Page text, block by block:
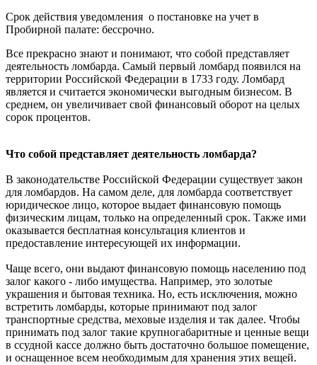
Срок действия уведомления о постановке на учет в
Пробирной палате: бессрочно.
Все прекрасно знают и понимают, что собой представляет
деятельность ломбарда. Самый первый ломбард появился на
территории Российской Федерации в 1733 году. Ломбард
является и считается экономически выгодным бизнесом. В
среднем, он увеличивает свой финансовый оборот на целых
сорок процентов.
Что собой представляет деятельность ломбарда?
В законодательстве Российской Федерации существует закон
для ломбардов. На самом деле, для ломбарда соответствует
юридическое лицо, которое выдает финансовую помощь
физическим лицам, только на определенный срок. Также ими
оказывается бесплатная консультация клиентов и
предоставление интересующей их информации.
Чаще всего, они выдают финансовую помощь населению под
залог какого - либо имущества. Например, это золотые
украшения и бытовая техника. Но, есть исключения, можно
встретить ломбарды, которые принимают под залог
транспортные средства, меховые изделия и так далее. Чтобы
принимать под залог такие крупногабаритные и ценные вещи
в ссудной кассе должно быть достаточно большое помещение,
и оснащенное всем необходимым для хранения этих вещей.